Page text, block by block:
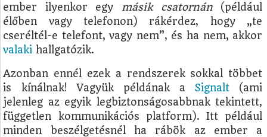
ember ilyenkor egy másik csatornán(például
élőben vagy telefonon) rákérdez, hogy „te
cseréltél-e telefont, vagy nem”, és ha nem, akkor
valaki hallgatózik.
Azonban ennél ezek a rendszerek sokkal többet
is kínálnak! Vagyük példának a Signalt(ami
jelenleg az egyik legbiztonságosabbnak tekintett,
független kommunikációs platform). Itt például
minden beszélgetésnél ha rábök az ember a